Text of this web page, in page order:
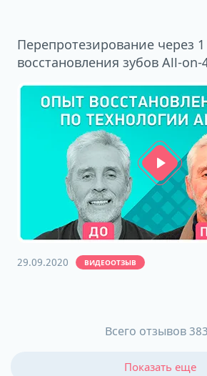
Перепротезирование через
восстановления зубов All-on-
29.09.2020 ВИДЕООТЗЫВ
Всего отзывов
Показать еще